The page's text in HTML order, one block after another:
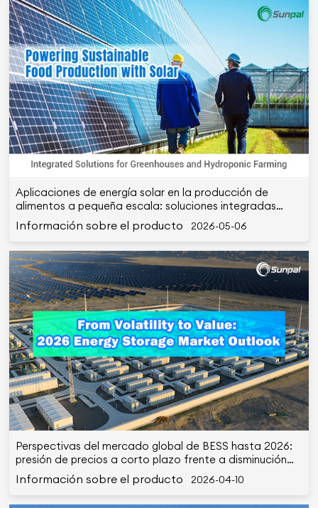
Aplicaciones de energía solar en la producción de
alimentos a pequeña escala: soluciones integradas
para invernaderos e hidroponía
Información sobre el producto 2026-05-06
Perspectivas del mercado global de BESS hasta 2026:
presión de precios a corto plazo frente a disminución
de costos a largo plazo
Información sobre el producto 2026-04-10